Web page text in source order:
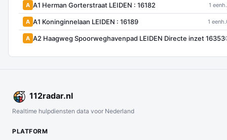
A A1 Herman Gorterstraat LEIDEN : 16182 1 eenh.
A A1 Koninginnelaan LEIDEN : 16189 1 eenh.
A A2 Haagweg Spoorweghavenpad LEIDEN Directe inzet 16353
112radar.nl
Realtime hulpdiensten data voor Nederland
PLATFORM